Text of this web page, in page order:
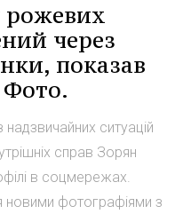
рожевих
через
показав
Фото.
ситуацій
справ Зорян
в соцмережах.
новими фотографіями з